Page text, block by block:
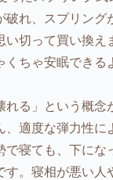
破れ、スプリング
い切って買い換え
くちゃ安眠できる
れる」という概念
、適度な弾力性に
で寝ても、下にな
す。寝相が悪い人